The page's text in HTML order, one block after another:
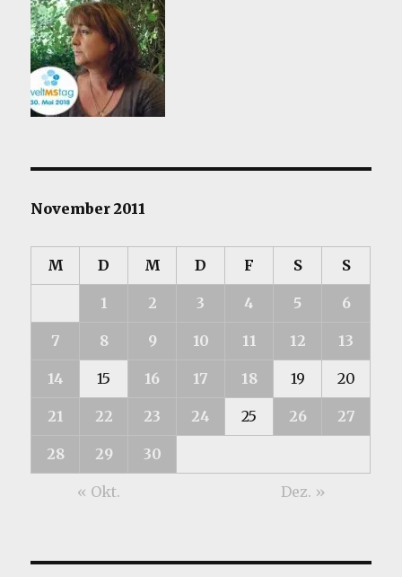
November 2011
M D M D F S S
1 2 3 4 5 6
7 8 9 10 11 12 13
14 15 16 17 18 19 20
21 22 23 24 25 26 27
28 29 30
« Okt. Dez. »